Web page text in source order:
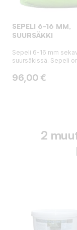
SEPELI 6-16 MM,
SUURSÄKKI
Sepeli 6-16 mm
suursäkissä. Sepeli
Hinta
96,00 €
2